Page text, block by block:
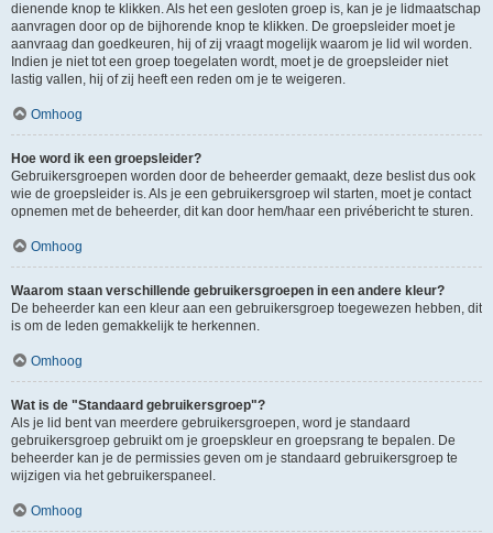
dienende knop te klikken. Als het een gesloten groep is, kan je je lidmaatschap
aanvragen door op de bijhorende knop te klikken. De groepsleider moet je
aanvraag dan goedkeuren, hij of zij vraagt mogelijk waarom je lid wil worden.
Indien je niet tot een groep toegelaten wordt, moet je de groepsleider niet
lastig vallen, hij of zij heeft een reden om je te weigeren.
Omhoog
Hoe word ik een groepsleider?
Gebruikersgroepen worden door de beheerder gemaakt, deze beslist dus ook
wie de groepsleider is. Als je een gebruikersgroep wil starten, moet je contact
opnemen met de beheerder, dit kan door hem/haar een privébericht te sturen.
Omhoog
Waarom staan verschillende gebruikersgroepen in een andere kleur?
De beheerder kan een kleur aan een gebruikersgroep toegewezen hebben, dit
is om de leden gemakkelijk te herkennen.
Omhoog
Wat is de "Standaard gebruikersgroep"?
Als je lid bent van meerdere gebruikersgroepen, word je standaard
gebruikersgroep gebruikt om je groepskleur en groepsrang te bepalen. De
beheerder kan je de permissies geven om je standaard gebruikersgroep te
wijzigen via het gebruikerspaneel.
Omhoog